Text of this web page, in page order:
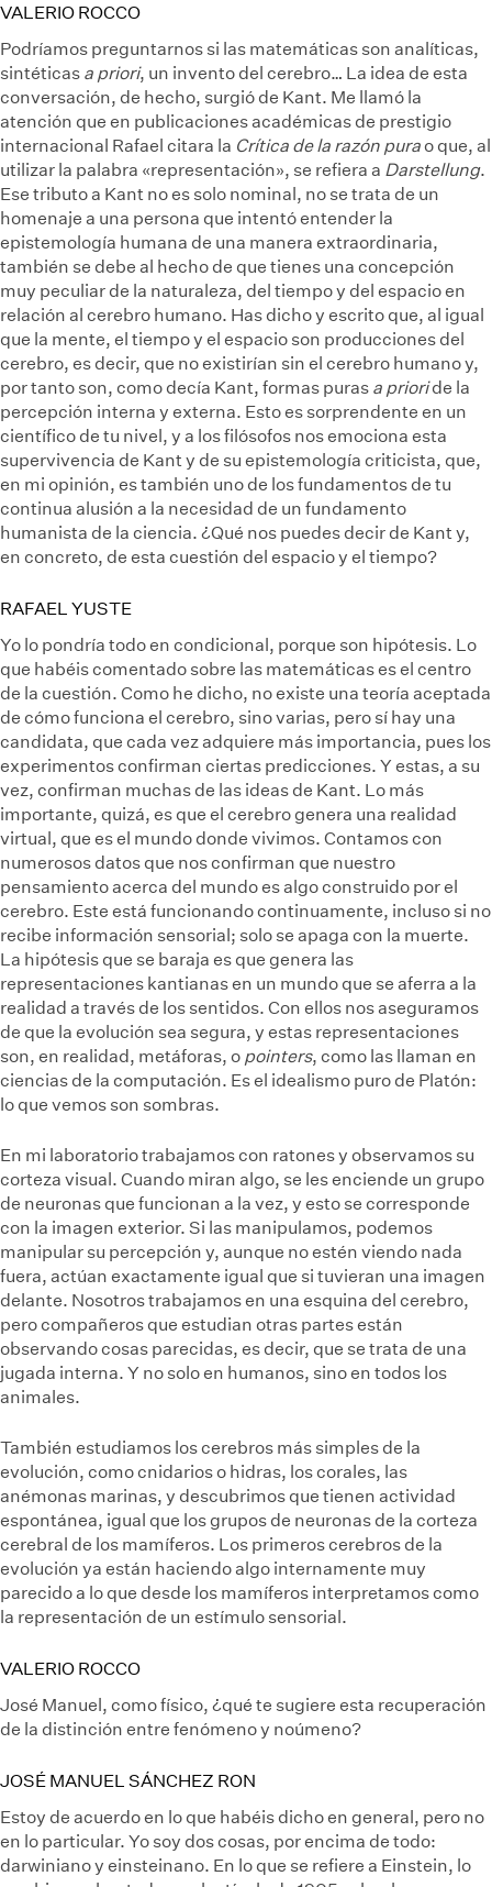
VALERIO ROCCO
Podríamos preguntarnos si las matemáticas son analíticas,
sintéticas a priori, un invento del cerebro… La idea de esta
conversación, de hecho, surgió de Kant. Me llamó la
atención que en publicaciones académicas de prestigio
internacional Rafael citara la Crítica de la razón purao que, al
utilizar la palabra «representación», se refiera a Darstellung.
Ese tributo a Kant no es solo nominal, no se trata de un
homenaje a una persona que intentó entender la
epistemología humana de una manera extraordinaria,
también se debe al hecho de que tienes una concepción
muy peculiar de la naturaleza, del tiempo y del espacio en
relación al cerebro humano. Has dicho y escrito que, al igual
que la mente, el tiempo y el espacio son producciones del
cerebro, es decir, que no existirían sin el cerebro humano y,
por tanto son, como decía Kant, formas puras a prioride la
percepción interna y externa. Esto es sorprendente en un
científico de tu nivel, y a los filósofos nos emociona esta
supervivencia de Kant y de su epistemología criticista, que,
en mi opinión, es también uno de los fundamentos de tu
continua alusión a la necesidad de un fundamento
humanista de la ciencia. ¿Qué nos puedes decir de Kant y,
en concreto, de esta cuestión del espacio y el tiempo?
RAFAEL YUSTE
Yo lo pondría todo en condicional, porque son hipótesis. Lo
que habéis comentado sobre las matemáticas es el centro
de la cuestión. Como he dicho, no existe una teoría aceptada
de cómo funciona el cerebro, sino varias, pero sí hay una
candidata, que cada vez adquiere más importancia, pues los
experimentos confirman ciertas predicciones. Y estas, a su
vez, confirman muchas de las ideas de Kant. Lo más
importante, quizá, es que el cerebro genera una realidad
virtual, que es el mundo donde vivimos. Contamos con
numerosos datos que nos confirman que nuestro
pensamiento acerca del mundo es algo construido por el
cerebro. Este está funcionando continuamente, incluso si no
recibe información sensorial; solo se apaga con la muerte.
La hipótesis que se baraja es que genera las
representaciones kantianas en un mundo que se aferra a la
realidad a través de los sentidos. Con ellos nos aseguramos
de que la evolución sea segura, y estas representaciones
son, en realidad, metáforas, o pointers, como las llaman en
ciencias de la computación. Es el idealismo puro de Platón:
lo que vemos son sombras.
En mi laboratorio trabajamos con ratones y observamos su
corteza visual. Cuando miran algo, se les enciende un grupo
de neuronas que funcionan a la vez, y esto se corresponde
con la imagen exterior. Si las manipulamos, podemos
manipular su percepción y, aunque no estén viendo nada
fuera, actúan exactamente igual que si tuvieran una imagen
delante. Nosotros trabajamos en una esquina del cerebro,
pero compañeros que estudian otras partes están
observando cosas parecidas, es decir, que se trata de una
jugada interna. Y no solo en humanos, sino en todos los
animales.
También estudiamos los cerebros más simples de la
evolución, como cnidarios o hidras, los corales, las
anémonas marinas, y descubrimos que tienen actividad
espontánea, igual que los grupos de neuronas de la corteza
cerebral de los mamíferos. Los primeros cerebros de la
evolución ya están haciendo algo internamente muy
parecido a lo que desde los mamíferos interpretamos como
la representación de un estímulo sensorial.
VALERIO ROCCO
José Manuel, como físico, ¿qué te sugiere esta recuperación
de la distinción entre fenómeno y noúmeno?
JOSÉ MANUEL SÁNCHEZ RON
Estoy de acuerdo en lo que habéis dicho en general, pero no
en lo particular. Yo soy dos cosas, por encima de todo:
darwiniano y einsteinano. En lo que se refiere a Einstein, lo